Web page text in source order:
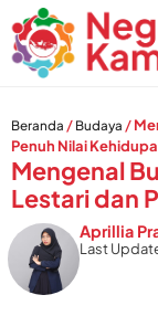
Beranda / Budaya /
Penuh Nilai
Mengenal
Lestari dan
Aprillia
Last